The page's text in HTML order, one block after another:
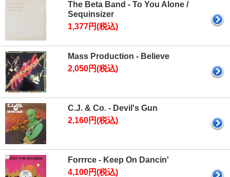
The Beta Band - To You Alone /
Sequinsizer
1,377円(税込)
Mass Production - Believe
2,050円(税込)
C.J. & Co. - Devil's Gun
2,160円(税込)
Forrrce - Keep On Dancin'
4,100円(税込)